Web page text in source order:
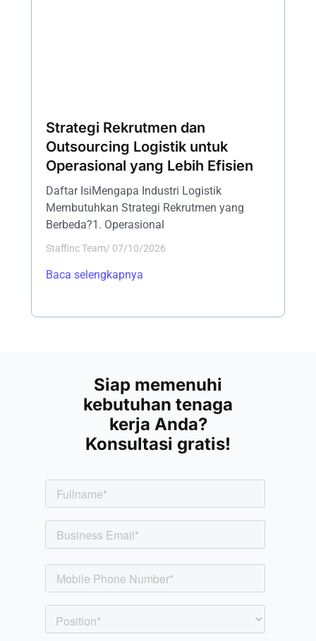
Strategi Rekrutmen dan
Outsourcing Logistik untuk
Operasional yang Lebih Efisien
Daftar IsiMengapa Industri Logistik
Membutuhkan Strategi Rekrutmen yang
Berbeda?1. Operasional
Staffinc Team/ 07/10/2026
Baca selengkapnya
Siap memenuhi
kebutuhan tenaga
kerja Anda?
Konsultasi gratis!